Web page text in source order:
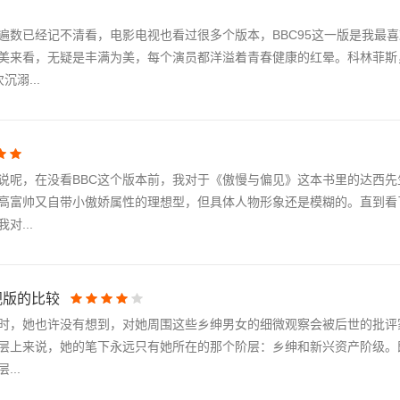
数已经记不清看，电影电视也看过很多个版本，BBC95这一版是我最
来看，无疑是丰满为美，每个演员都洋溢着青春健康的红晕。科林菲
溺...
呢，在没看BBC这个版本前，我对于《傲慢与偏见》这本书里的达西
富帅又自带小傲娇属性的理想型，但具体人物形象还是模糊的。直到
对...
的比较
，她也许没有想到，对她周围这些乡绅男女的细微观察会被后世的批
上来说，她的笔下永远只有她所在的那个阶层：乡绅和新兴资产阶级
...